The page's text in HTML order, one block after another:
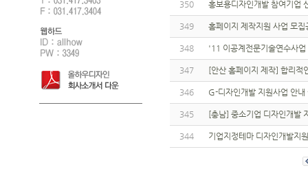
350 홍보용디자인개발 참여기업
349 홈페이지 제작지원 사업 모
348 '11 이공계전문기술연수사
347 [안산 홈페이지 제작] 합리적
346 G-디자인개발 지원사업 안
345 [충남] 중소기업 디자인개발
344 기업지정테마 디자인개발지